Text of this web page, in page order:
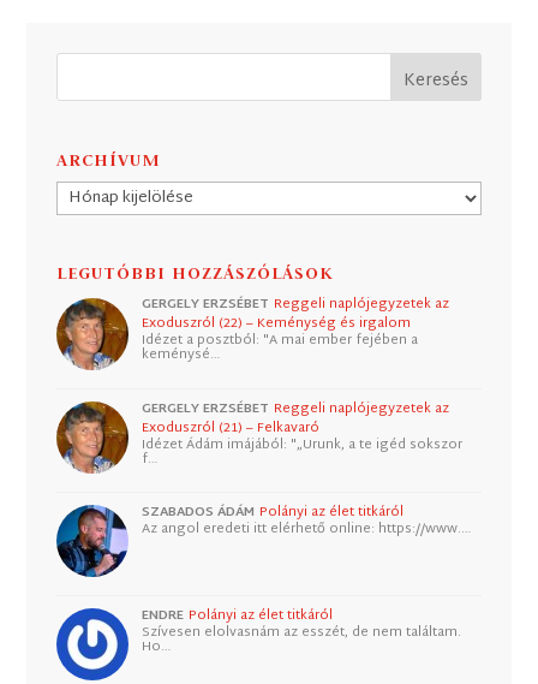
ARCHÍVUM
Archívum
LEGUTÓBBI HOZZÁSZÓLÁSOK
GERGELY ERZSÉBET Reggeli naplójegyzetek az
Exoduszról (22) – Keménység és irgalom
Idézet a posztból: "A mai ember fejében a
keménysé…
GERGELY ERZSÉBET Reggeli naplójegyzetek az
Exoduszról (21) – Felkavaró
Idézet Ádám imájából: "„Urunk, a te igéd sokszor
f…
SZABADOS ÁDÁM Polányi az élet titkáról
Az angol eredeti itt elérhető online: https://www.…
ENDRE Polányi az élet titkáról
Szívesen elolvasnám az esszét, de nem találtam.
Ho…